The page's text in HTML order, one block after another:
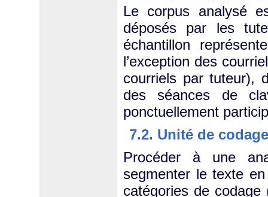
Le corpus analysé
déposés par les
échantillon
l’exception des
courriels par tuteur),
des séances de
ponctuellement
7.2. Unité de
Procéder à une
segmenter le texte
catégories de codage